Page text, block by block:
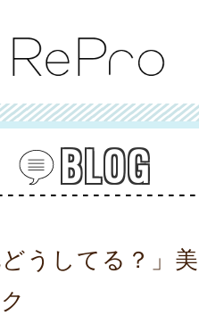
BLOG
どうしてる？」